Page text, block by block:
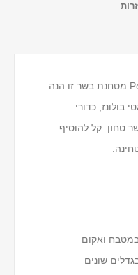
מטחנת בשר ידנית מבית Pedrini Italy מטחנת בשר זו הנה
בולונז, כדורי
טחון. קל להוסיף
ואקום